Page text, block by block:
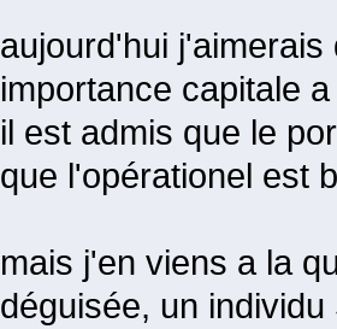
aujourd'hui
importance capitale
il est admis que le
que l'opérationel est
mais j'en viens a la
déguisée, un